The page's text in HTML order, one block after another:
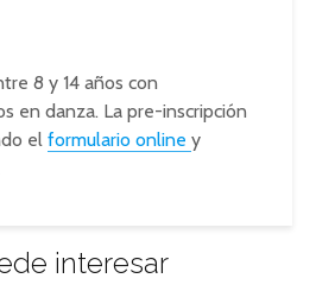
8 y 14 años con
en danza. La pre-inscripción
el formulario online y
interesar